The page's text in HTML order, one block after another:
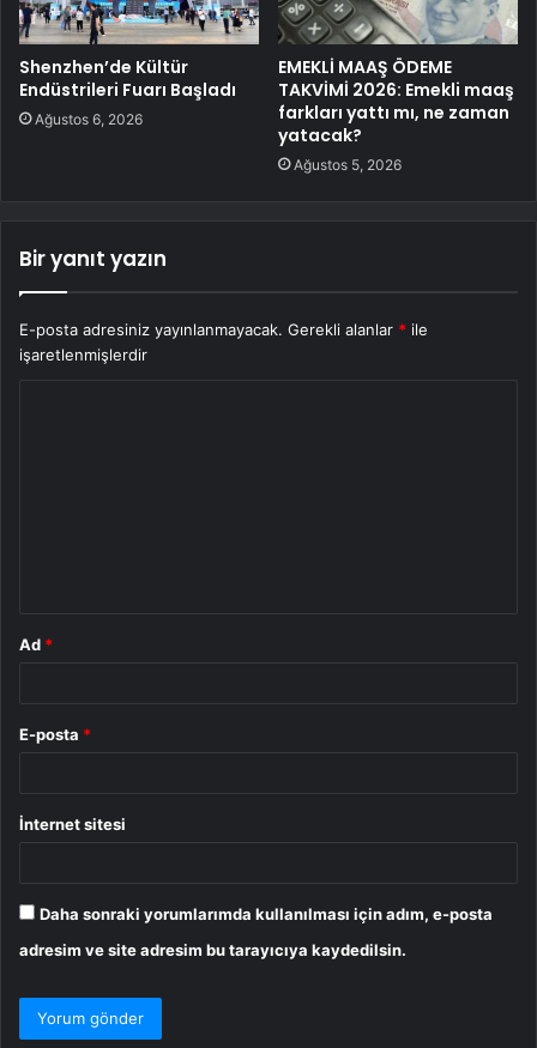
Shenzhen’de Kültür
Endüstrileri Fuarı Başladı
Ağustos 6, 2026
EMEKLİ MAAŞ ÖDEME
TAKVİMİ 2026: Emekli maaş
farkları yattı mı, ne zaman
yatacak?
Ağustos 5, 2026
Bir yanıt yazın
E-posta adresiniz yayınlanmayacak. Gerekli alanlar * ile
işaretlenmişlerdir
Ad *
E-posta *
İnternet sitesi
Daha sonraki yorumlarımda kullanılması için adım, e-posta
adresim ve site adresim bu tarayıcıya kaydedilsin.